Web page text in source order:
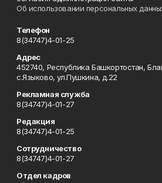
Об использовании персональных
Телефон
8(34747)4-01-25
Адрес
452740, Республика Башкортостан,
с.Языково, ул.Пушкина, д.22
Рекламная служба
8(34747)4-01-27
Редакция
8(34747)4-01-25
Сотрудничество
8(34747)4-01-27
Отдел кадров